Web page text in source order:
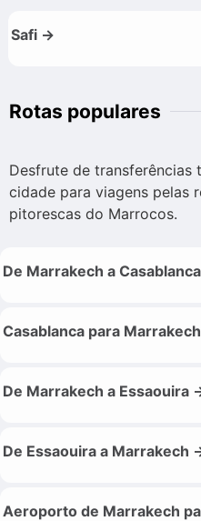
Safi →
Rotas populares
Desfrute de transferências
cidade para viagens pelas
pitorescas do Marrocos.
De Marrakech a
Casablanca para
De Marrakech a Essaouira
De Essaouira a Marrakech
Aeroporto de Marrakech